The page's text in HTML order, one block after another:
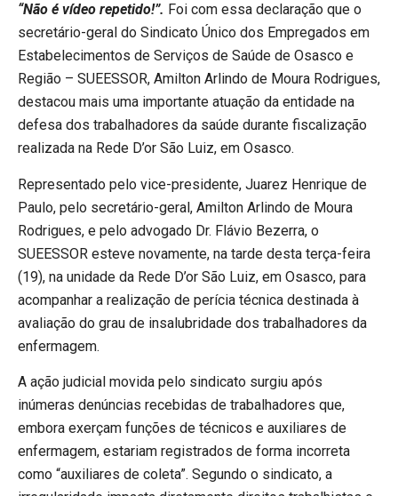
“Não é vídeo repetido!”. Foi com essa declaração que o
secretário-geral do Sindicato Único dos Empregados em
Estabelecimentos de Serviços de Saúde de Osasco e
Região – SUEESSOR, Amilton Arlindo de Moura Rodrigues,
destacou mais uma importante atuação da entidade na
defesa dos trabalhadores da saúde durante fiscalização
realizada na Rede D’or São Luiz, em Osasco.
Representado pelo vice-presidente, Juarez Henrique de
Paulo, pelo secretário-geral, Amilton Arlindo de Moura
Rodrigues, e pelo advogado Dr. Flávio Bezerra, o
SUEESSOR esteve novamente, na tarde desta terça-feira
(19), na unidade da Rede D’or São Luiz, em Osasco, para
acompanhar a realização de perícia técnica destinada à
avaliação do grau de insalubridade dos trabalhadores da
enfermagem.
A ação judicial movida pelo sindicato surgiu após
inúmeras denúncias recebidas de trabalhadores que,
embora exerçam funções de técnicos e auxiliares de
enfermagem, estariam registrados de forma incorreta
como “auxiliares de coleta”. Segundo o sindicato, a